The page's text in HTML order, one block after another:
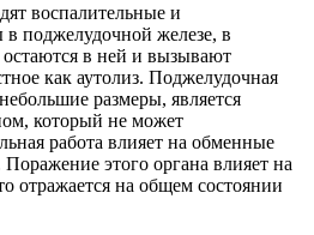
воспалительные и
в поджелудочной железе, в
остаются в ней и вызывают
как аутолиз. Поджелудочная
размеры, является
который не может
работа влияет на обменные
этого органа влияет на
отражается на общем состоянии